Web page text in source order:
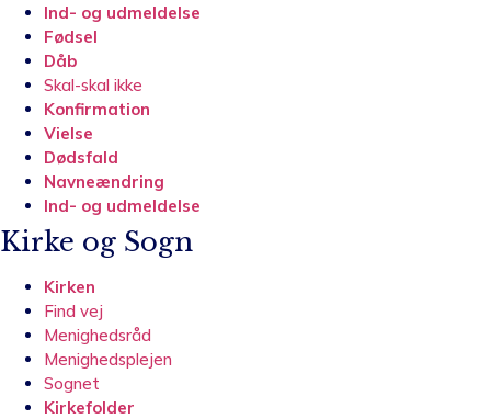
Ind- og udmeldelse
Fødsel
Dåb
Skal-skal ikke
Konfirmation
Vielse
Dødsfald
Navneændring
Ind- og udmeldelse
Kirke og Sogn
Kirken
Find vej
Menighedsråd
Menighedsplejen
Sognet
Kirkefolder